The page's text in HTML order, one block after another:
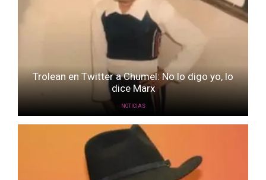
Trolean en Twitter a Chumel: No lo digo yo, lo
dice Marx
NOTICIAS